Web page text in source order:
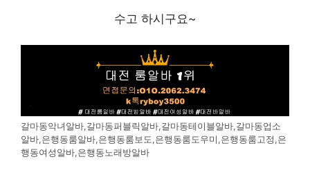
수고 하시구요~
갈마동악녀알바,갈마동퍼블릭알바,갈마동테이블알바,갈마동업소
알바,은행동룸알바,은행동룸보도,은행동룸도우미,은행동룸고정,은
행동여성알바,은행동노래방알바